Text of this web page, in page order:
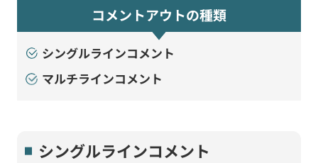
コメントアウトの種類
シングルラインコメント
マルチラインコメント
シングルラインコメント